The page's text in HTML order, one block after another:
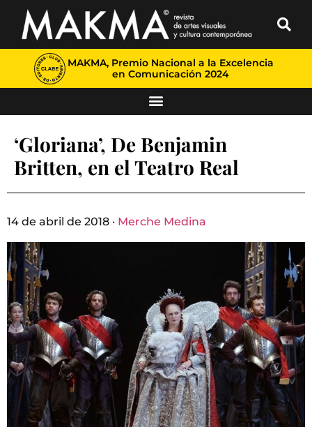
MAKMA, Premio Nacional a la Excelencia
en Comunicación 2024
‘Gloriana’, De Benjamin
Britten, en el Teatro Real
14 de abril de 2018 · Merche Medina